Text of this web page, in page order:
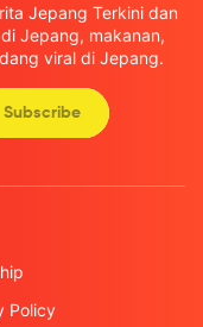
Jepang Terkini dan
Jepang, makanan,
viral di Jepang.
Subscribe
Policy